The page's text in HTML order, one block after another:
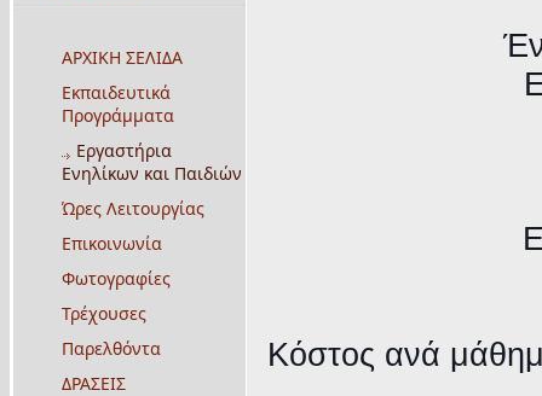
ΑΡΧΙΚΗ ΣΕΛΙΔΑ
Εκπαιδευτικά
Προγράμματα
Εργαστήρια
Ενηλίκων και Παιδιών
Ώρες Λειτουργίας
Επικοινωνία
Φωτογραφίες
Τρέχουσες
Παρελθόντα
ΔΡΑΣΕΙΣ
Κόστος ανά